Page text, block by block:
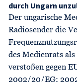
durch Ungarn
Der ungarische
Radiosender die
des Medienrats als
verstoßen gegen
2002/20/EG;